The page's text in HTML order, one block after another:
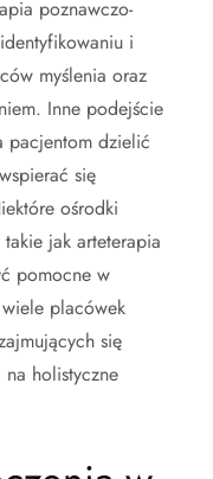
poznawczo-
i
myślenia oraz
Inne podejście
pacjentom dzielić
się
ośrodki
jak arteterapia
pomocne w
placówek
się
holistyczne